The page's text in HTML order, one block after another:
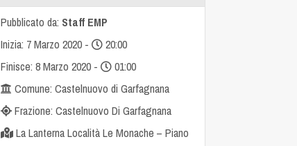
Pubblicato da: Staff EMP
Inizia: 7 Marzo 2020 -
20:00
Finisce: 8 Marzo 2020 -
01:00
Comune: Castelnuovo di Garfagnana
Frazione: Castelnuovo Di Garfagnana
La Lanterna Località Le Monache – Piano